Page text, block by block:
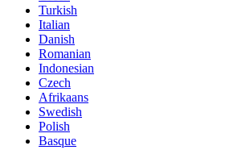
Turkish
Italian
Danish
Romanian
Indonesian
Czech
Afrikaans
Swedish
Polish
Basque